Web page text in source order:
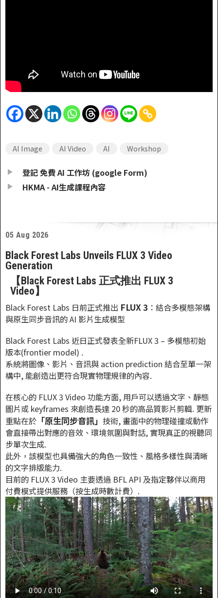
AI Image AI Video AI Workshop
登記 免費 AI 工作坊 (google Form)
HKMA - AI生成課程內容
05 Aug 2026
Black Forest Labs Unveils FLUX 3 Video
Generation
【Black Forest Labs 正式推出 FLUX 3
Video】
Black Forest Labs 日前正式推出 FLUX 3 ：結合多模態架構
與原生同步音訊的 AI 影片生成模型
Black Forest Labs 近日正式發表全新FLUX 3 – 多模態初始
版本(frontier model) .
系統將圖像、影片、音訊與 action prediction 結合至單一架
構中, 能創造出更符合現實物理規律的內容.
在核心的 FLUX 3 Video 功能方面, 用戶可以透過文字、靜態
圖片或 keyframes 來創造長達 20 秒的高品質影片剪輯. 更新
重點在於 「原生同步音訊」 技術, 畫面中的物理碰撞或動作
會直接帶出對應的音效、環境氛圍與對話, 實現真正的視聽同
步單次生成.
此外，該模型也具備強大的角色一致性、風格多樣性與清晰
的文字排版能力.
目前的 FLUX 3 Video 主要透過 BFL API 及指定夥伴以商用
付費模式提供服務（按生成時數計費）.